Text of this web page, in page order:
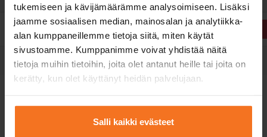
tukemiseen ja kävijämäärämme analysoimiseen. Lisäksi
jaamme sosiaalisen median, mainosalan ja analytiikka-
alan kumppaneillemme tietoja siitä, miten käytät
sivustoamme. Kumppanimme voivat yhdistää näitä
tietoja muihin tietoihin, joita olet antanut heille tai joita on
kerätty, kun olet käyttänyt heidän palvelujaan.
Salli kaikki evästeet
Anmäla dig Anmäla dig
Presentkorttill bilskola!